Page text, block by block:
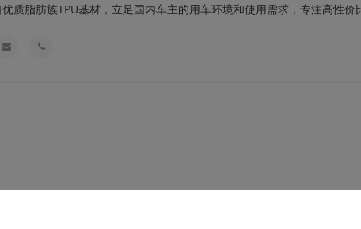
质脂肪族TPU基材，立足国内车主的用车环境和使用需求，专注高性价